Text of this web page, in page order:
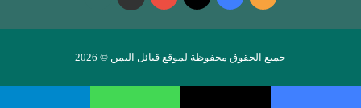
الموقع
RSS
جميع الحقوق محفوظة لموقع قبائل اليمن © 2026